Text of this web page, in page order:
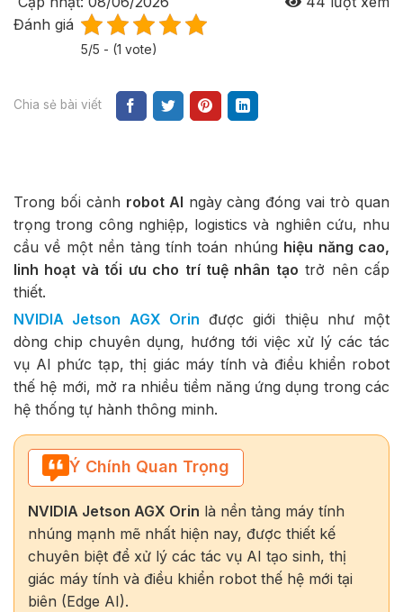
Đánh giá
5/5 - (1 vote)
Chia sẻ bài viết
Trong bối cảnh robot AI ngày càng đóng vai trò quan
trọng trong công nghiệp, logistics và nghiên cứu, nhu
cầu về một nền tảng tính toán nhúng hiệu năng cao,
linh hoạt và tối ưu cho trí tuệ nhân tạo trở nên cấp
thiết.
NVIDIA Jetson AGX Orin được giới thiệu như một
dòng chip chuyên dụng, hướng tới việc xử lý các tác
vụ AI phức tạp, thị giác máy tính và điều khiển robot
thế hệ mới, mở ra nhiều tiềm năng ứng dụng trong các
hệ thống tự hành thông minh.
Ý Chính Quan Trọng
NVIDIA Jetson AGX Orin là nền tảng máy tính
nhúng mạnh mẽ nhất hiện nay, được thiết kế
chuyên biệt để xử lý các tác vụ AI tạo sinh, thị
giác máy tính và điều khiển robot thế hệ mới tại
biên (Edge AI).